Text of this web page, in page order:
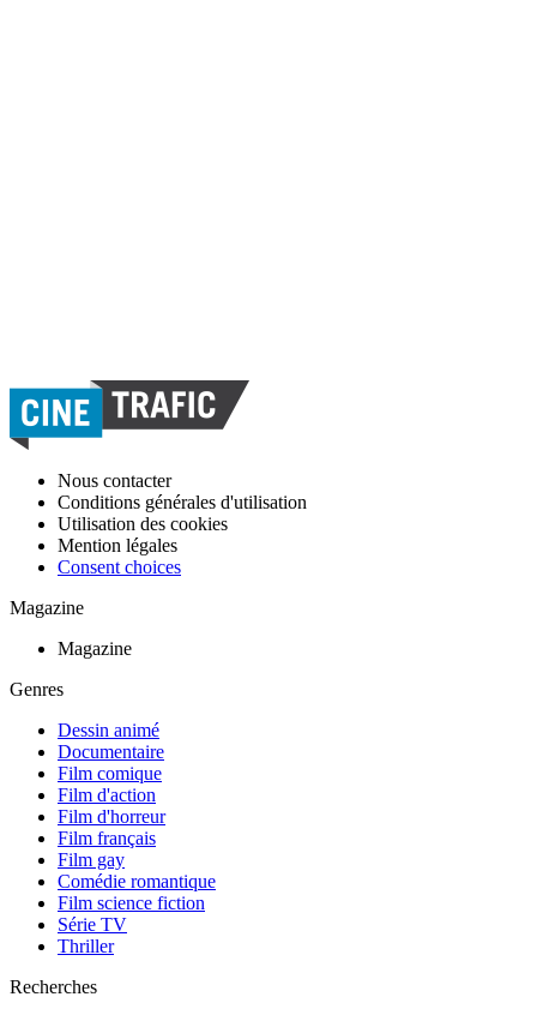
Nous contacter
Conditions générales d'utilisation
Utilisation des cookies
Mention légales
Consent choices
Magazine
Magazine
Genres
Dessin animé
Documentaire
Film comique
Film d'action
Film d'horreur
Film français
Film gay
Comédie romantique
Film science fiction
Série TV
Thriller
Recherches